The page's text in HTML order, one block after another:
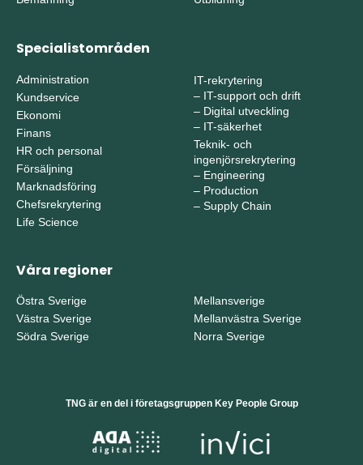
Specialistområden
Administration
Kundservice
Ekonomi
Finans
HR och personal
Försäljning
Marknadsföring
Chefsrekrytering
Life Science
IT-rekrytering
– IT-support och drift
– Digital utveckling
– IT-säkerhet
Teknik- och
ingenjörsrekrytering
– Engineering
– Production
– Supply Chain
Våra regioner
Östra Sverige
Västra Sverige
Södra Sverige
Mellansverige
Mellanvästra Sverige
Norra Sverige
TNG är en del i företagsgruppen Key People Group